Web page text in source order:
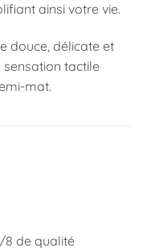
ainsi votre vie.
douce, délicate et
tactile
mat.
8 de qualité